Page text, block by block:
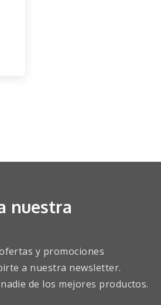
nuestra
y promociones
a nuestra newsletter.
de los mejores productos.